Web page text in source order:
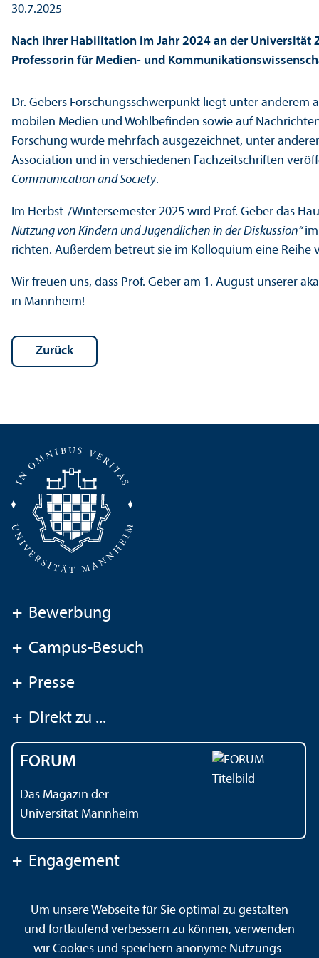
30.7.2025
Nach ihrer Habilitation im Jahr 2024 an der Universität
Professorin für Medien- und
Dr. Gebers Forschungs­schwerpunkt liegt unter
mobilen Medien und Wohlbefinden sowie auf
Forschung wurde mehrfach ausgezeichnet, unter
Association und in verschiedenen Fach­zeitschriften
Communication and Society.
Im Herbst-/Wintersemester 2025 wird Prof. Geber das
Nutzung von Kindern und Jugendlichen in der Diskussion“
richten. Außerdem betreut sie im Kolloquium eine Reihe
Wir freuen uns, dass Prof. Geber am 1. August unserer
in Mannheim!
Zurück
+ Bewerbung
+ Campus-Besuch
+ Presse
+ Direkt zu ...
FORUM
Das Magazin der
Universität Mannheim
+ Engagement
Kontakt Impressum Datenschutz
Barrierefreiheit
Gebärdensprache
Leichte Sprache
Sitemap
Um unsere Webseite für Sie optimal zu gestalten
und fortlaufend verbessern zu können, verwenden
wir Cookies und speichern anonyme Nutzungs­